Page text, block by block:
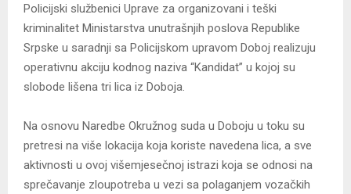
Policijski službenici Uprave za organizovani i teški
kriminalitet Ministarstva unutrašnjih poslova Republike
Srpske u saradnji sa Policijskom upravom Doboj realizuju
operativnu akciju kodnog naziva “Kandidat” u kojoj su
slobode lišena tri lica iz Doboja.
Na osnovu Naredbe Okružnog suda u Doboju u toku su
pretresi na više lokacija koja koriste navedena lica, a sve
aktivnosti u ovoj višemjesečnoj istrazi koja se odnosi na
sprečavanje zloupotreba u vezi sa polaganjem vozačkih